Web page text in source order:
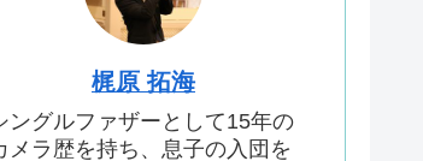
梶原 拓海
ングルファザーとして15年の
メラ歴を持ち、息子の入団を